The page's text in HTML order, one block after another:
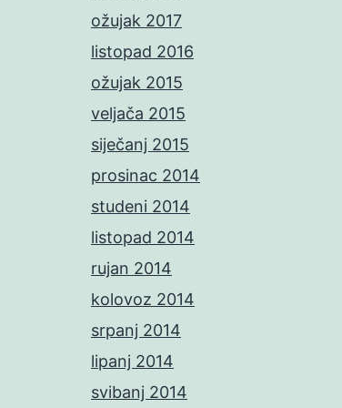
ožujak 2017
listopad 2016
ožujak 2015
veljača 2015
siječanj 2015
prosinac 2014
studeni 2014
listopad 2014
rujan 2014
kolovoz 2014
srpanj 2014
lipanj 2014
svibanj 2014